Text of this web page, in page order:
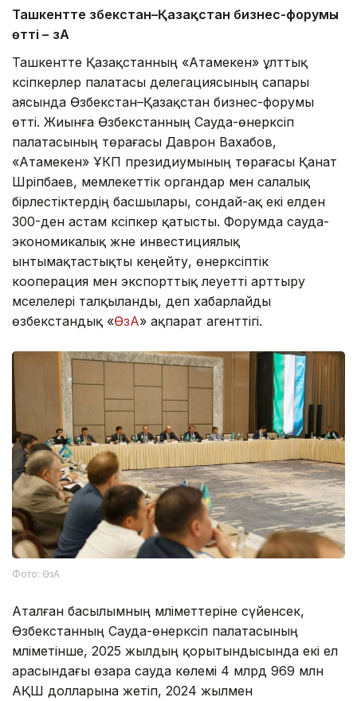
Ташкентте Өзбекстан–Қазақстан бизнес-форумы
өтті – ӨзА
Ташкентте Қазақстанның «Атамекен» ұлттық
кәсіпкерлер палатасы делегациясының сапары
аясында Өзбекстан–Қазақстан бизнес-форумы
өтті. Жиынға Өзбекстанның Сауда-өнеркәсіп
палатасының төрағасы Даврон Вахабов,
«Атамекен» ҰКП президиумының төрағасы Қанат
Шәріпбаев, мемлекеттік органдар мен салалық
бірлестіктердің басшылары, сондай-ақ екі елден
300-ден астам кәсіпкер қатысты. Форумда сауда-
экономикалық және инвестициялық
ынтымақтастықты кеңейту, өнеркәсіптік
кооперация мен экспорттық әлеуетті арттыру
мәселелері талқыланды, деп хабарлайды
өзбекстандық «ӨзА» ақпарат агенттігі.
Фото: ӨзА
Аталған басылымның мәліметтеріне сүйенсек,
Өзбекстанның Сауда-өнеркәсіп палатасының
мәліметінше, 2025 жылдың қорытындысында екі ел
арасындағы өзара сауда көлемі 4 млрд 969 млн
АҚШ долларына жетіп, 2024 жылмен